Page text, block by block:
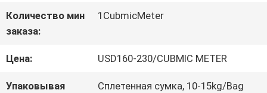
КОНТРОЛЬ
КАЧЕСТВА
СВЯЖИТЕСЬ
Количество мин
заказа:
1CubmicMeter
Цена: USD160-230/CUBMIC METER
Упаковывая
Сплетенная сумка, 10-15kg/Bag